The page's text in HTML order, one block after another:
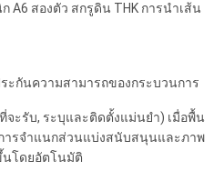
A6 สองตัว สกรูดิน THK การนําเส้น
ะกันความสามารถของกระบวนการ
จะรับ, ระบุและติดตั้งแม่นยํา) เมื่อพื้น
ารจําแนกส่วนแบ่งสนับสนุนและภาพ
นโดยอัตโนมัติ